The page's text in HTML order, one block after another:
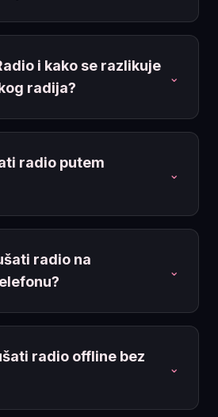
i kako se razlikuje
radija?
⌄
radio putem
⌄
radio na
⌄
radio offline bez
⌄